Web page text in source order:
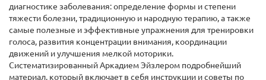
диагностике заболевания: определение формы и степени
тяжести болезни, традиционную и народную терапию, а также
самые полезные и эффективные упражнения для тренировки
голоса, развития концентрации внимания, координации
движений и улучшения мелкой моторики.
Систематизированный Аркадием Эйзлером подробнейший
материал, который включает в себя инструкции и советы по